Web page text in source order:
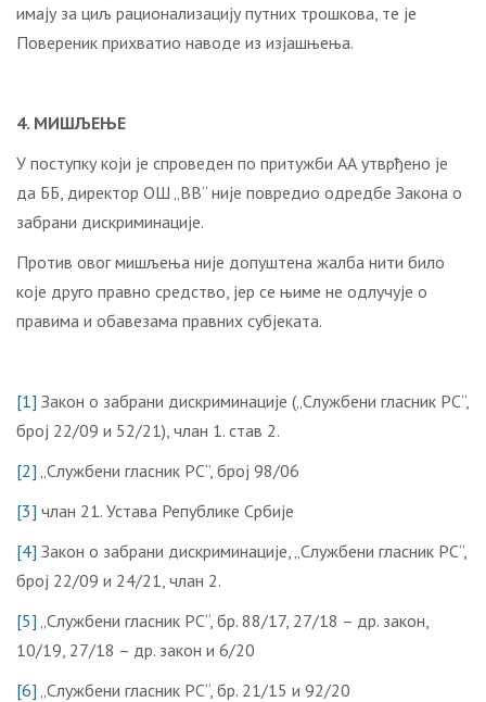
имају за циљ рационализацију путних трошкова, те је
Повереник прихватио наводе из изјашњења.
4. МИШЉЕЊЕ
У поступку који је спроведен по притужби АА утврђено је
да ББ, директор ОШ „ВВ“ није повредио одредбе Закона о
забрани дискриминације.
Против овог мишљења није допуштена жалба нити било
које друго правно средство, јер се њиме не одлучује о
правима и обавезама правних субјеката.
[1] Закон о забрани дискриминације („Службени гласник РС“,
број 22/09 и 52/21), члан 1. став 2.
[2] „Службени гласник РС“, број 98/06
[3] члан 21. Устава Републике Србије
[4] Закон о забрани дискриминације, „Службени гласник РС“,
број 22/09 и 24/21, члан 2.
[5] „Службени гласник РС“, бр. 88/17, 27/18 – др. закон,
10/19, 27/18 – др. закон и 6/20
[6] „Службени гласник РС“, бр. 21/15 и 92/20